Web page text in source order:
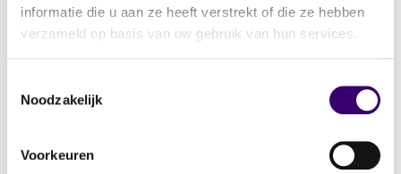
informatie die u aan ze heeft verstrekt of die ze hebben
verzameld op basis van uw gebruik van hun services.
Noodzakelijk
Voorkeuren
Laura Kaempff
Rianne Ruiten
Mail Rianne